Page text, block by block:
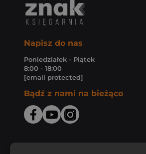
Napisz do nas
Poniedziałek - Piątek
8:00 - 18:00
[email protected]
Bądź z nami na bieżąco